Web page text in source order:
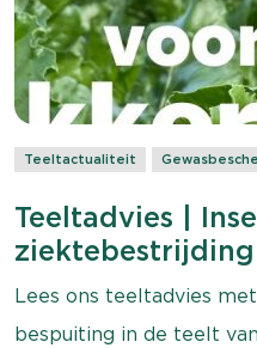
Teeltactualiteit
Teeltadvies |
MH-
en uien &
Lees ons teeltadvies
bespuiting in de teelt